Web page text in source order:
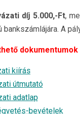
díj 5.000,-Ft,
bankszámlájára. A
dokumentumok
kiírás
útmutató
adatlap
bevételek